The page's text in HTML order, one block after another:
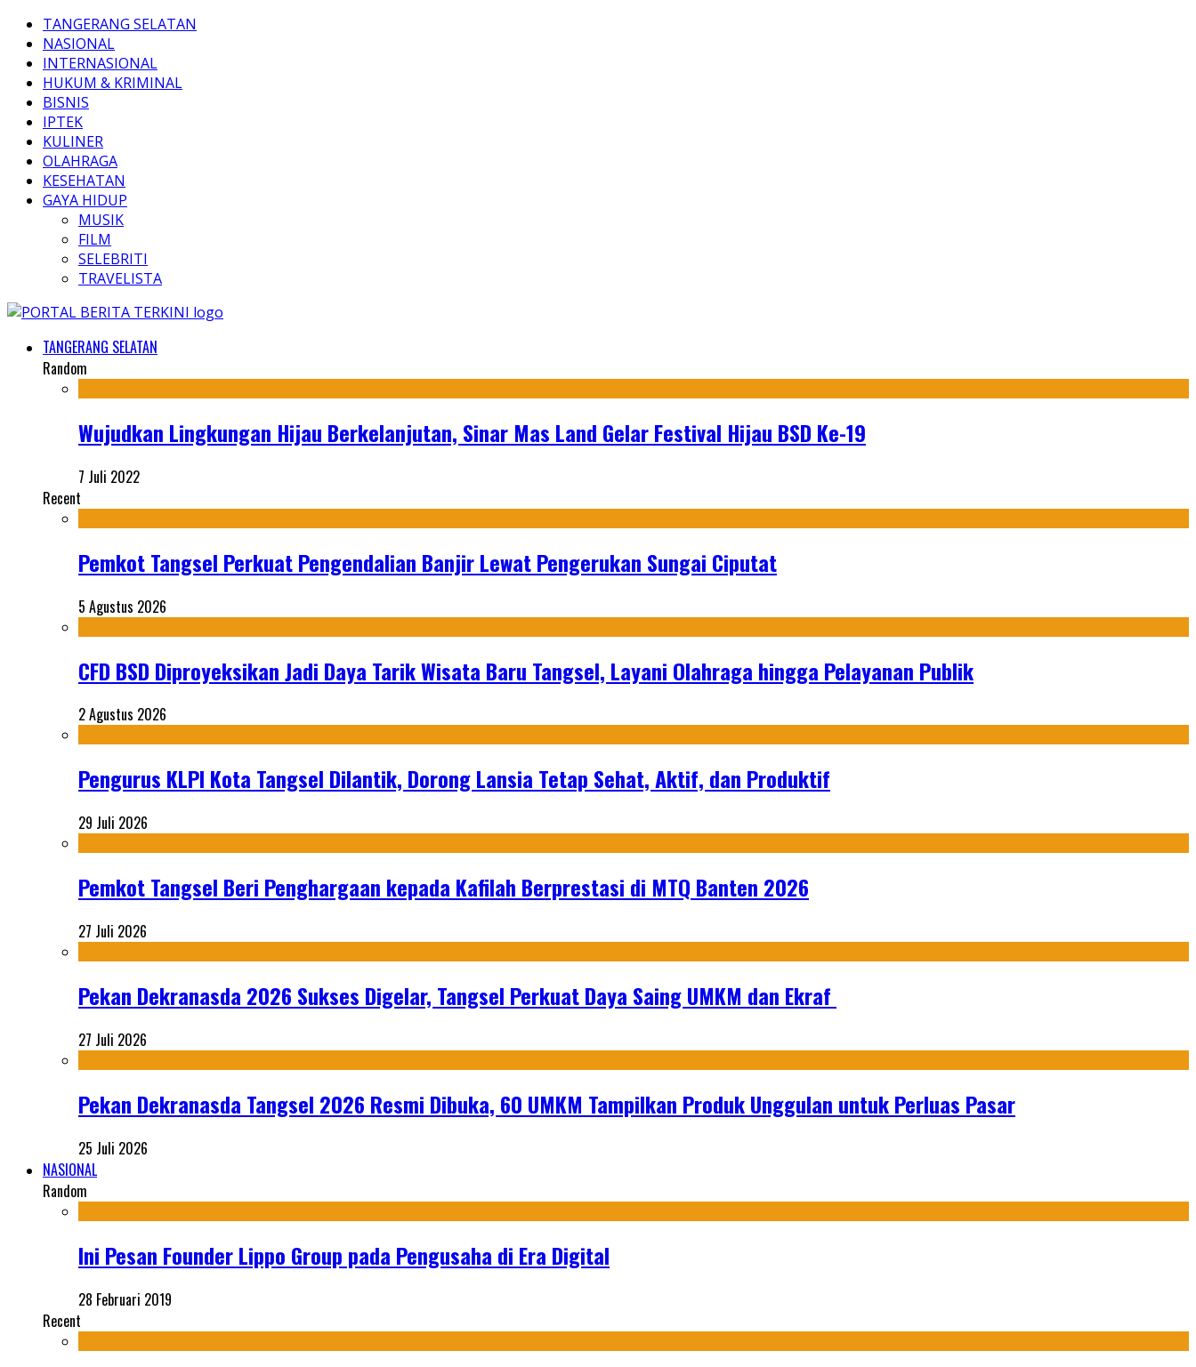
TANGERANG SELATAN
NASIONAL
INTERNASIONAL
HUKUM & KRIMINAL
BISNIS
IPTEK
KULINER
OLAHRAGA
KESEHATAN
GAYA HIDUP
MUSIK
FILM
SELEBRITI
TRAVELISTA
TANGERANG SELATAN
Random
Wujudkan Lingkungan Hijau Berkelanjutan, Sinar Mas Land Gelar Festival Hijau BSD Ke-19
7 Juli 2022
Recent
Pemkot Tangsel Perkuat Pengendalian Banjir Lewat Pengerukan Sungai Ciputat
5 Agustus 2026
CFD BSD Diproyeksikan Jadi Daya Tarik Wisata Baru Tangsel, Layani Olahraga hingga Pelayanan Publik
2 Agustus 2026
Pengurus KLPI Kota Tangsel Dilantik, Dorong Lansia Tetap Sehat, Aktif, dan Produktif
29 Juli 2026
Pemkot Tangsel Beri Penghargaan kepada Kafilah Berprestasi di MTQ Banten 2026
27 Juli 2026
Pekan Dekranasda 2026 Sukses Digelar, Tangsel Perkuat Daya Saing UMKM dan Ekraf
27 Juli 2026
Pekan Dekranasda Tangsel 2026 Resmi Dibuka, 60 UMKM Tampilkan Produk Unggulan untuk Perluas Pasar
25 Juli 2026
NASIONAL
Random
Ini Pesan Founder Lippo Group pada Pengusaha di Era Digital
28 Februari 2019
Recent